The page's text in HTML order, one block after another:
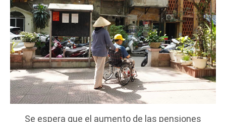
Se espera que el aumento de las pensiones